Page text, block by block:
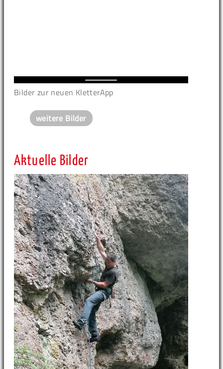
Bilder zur neuen KletterApp
weitere Bilder
Aktuelle Bilder